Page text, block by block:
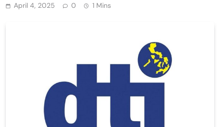
April 4, 2025 0 1 Mins